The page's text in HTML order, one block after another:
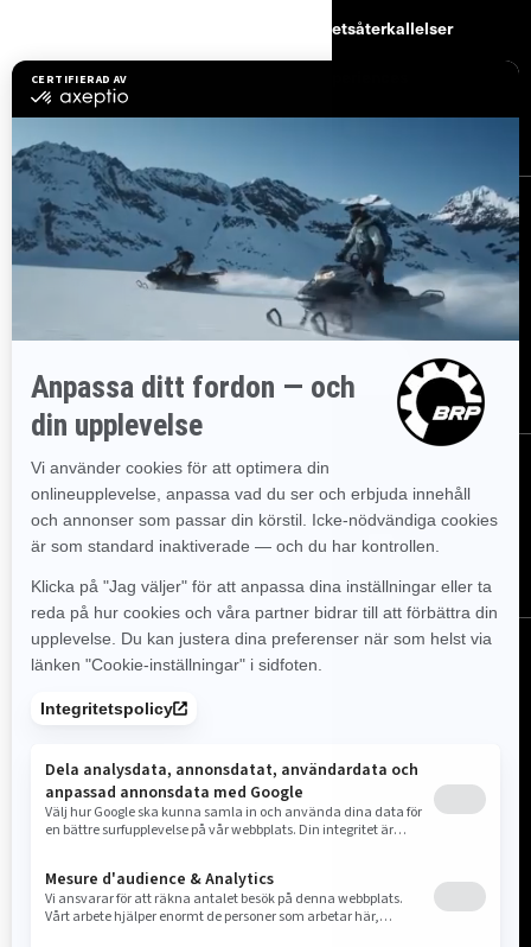
Karriärer
Bli Can-Am-återförsäljare
Säkerhetsåterkallelser
REGISTRERA DIG
Gå med i nyhetsbrevet.Var först med att få reda på de senaste
evenemangen, nyheterna och erbjudandena.
PRENUMERERA
FÖLJ OSS